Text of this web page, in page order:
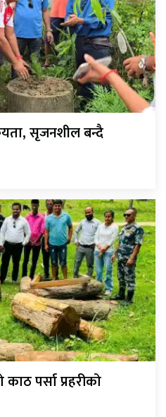
सृजनशील बन्दै
पर्सा प्रहरीको